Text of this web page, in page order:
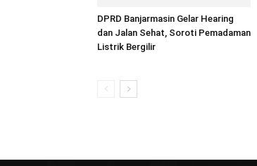
DPRD Banjarmasin Gelar Hearing
dan Jalan Sehat, Soroti Pemadaman
Listrik Bergilir